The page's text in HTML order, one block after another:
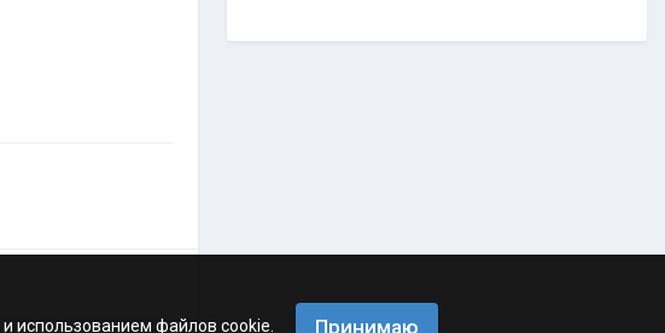
и использованием файлов cookie. Принимаю